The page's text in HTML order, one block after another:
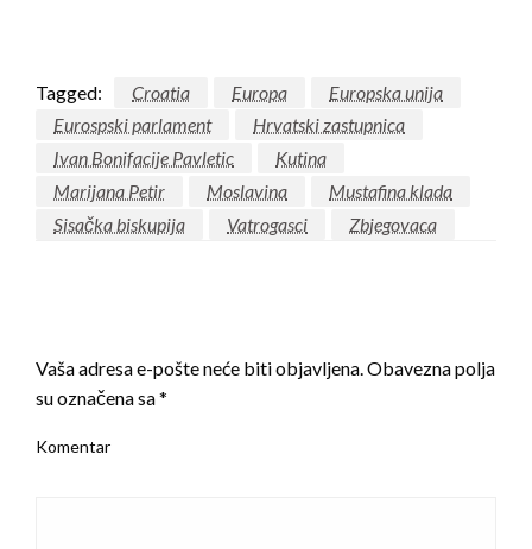
Tagged: Croatia Europa
Europska unija
Eurospski parlament
Hrvatski zastupnica
Ivan Bonifacije Pavletic
Kutina
Marijana Petir
Moslavina
Mustafina klada
Sisačka biskupija
Vatrogasci Zbjegovaca
Vaša adresa e-pošte neće biti objavljena.Obavezna polja
su označena sa*
Komentar